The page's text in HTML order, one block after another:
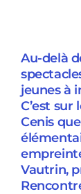
Au-delà
jeunes à
C’est
Cenis
Vautrin,